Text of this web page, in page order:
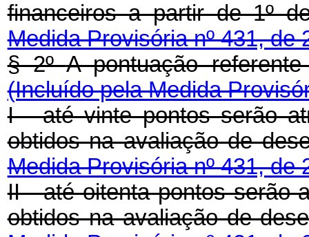
financeiros a partir de 1º
Medida Provisória nº 431, de
§ 2ºA pontuação
(Incluído pela Medida
I - até vinte pontos serão
obtidos na avaliação de
Medida Provisória nº 431, de
II - até oitenta pontos serão
obtidos na avaliação de